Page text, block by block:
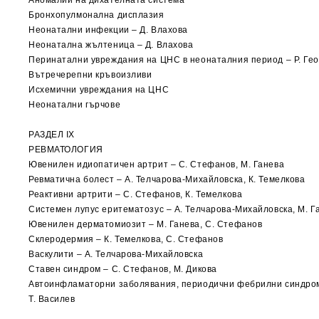
Бронхопулмонална дисплазия
Неонатални инфекции – Д. Влахова
Неонатална жълтеница – Д. Влахова
Перинатални увреждания на ЦНС в неонаталния период – Р.
Вътречерепни кръвоизливи
Исхемични увреждания на ЦНС
Неонатални гърчове
РАЗДЕЛ IX
РЕВМАТОЛОГИЯ
Ювенилен идиопатичен артрит – С. Стефанов, М. Ганева
Ревматична болест – А. Телчарова-Михайловска, К. Темелкова
Реактивни артрити – С. Стефанов, К. Темелкова
Системен лупус еритематозус – А. Телчарова-Михайловска, М.
Ювенилен дерматомиозит – М. Ганева, С. Стефанов
Склеродермия – К. Темелкова, С. Стефанов
Васкулити – А. Телчарова-Михайловска
Ставен синдром – С. Стефанов, М. Дикова
Автоинфламаторни заболявания, периодични фебрилни
Т. Василев